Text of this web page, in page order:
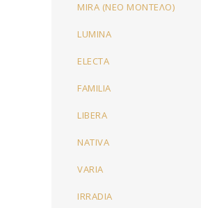
MIRA (ΝΈΟ ΜΟΝΤΈΛΟ)
LUMINA
ELECTA
FAMILIA
LIBERA
NATIVA
VARIA
IRRADIA